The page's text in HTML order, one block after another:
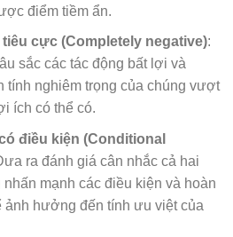
điểm tiềm ẩn.
tiêu cực (Completely negative):
sắc các tác động bất lợi và
tính nghiêm trọng của chúng vượt
ích có thể có.
điều kiện (Conditional
ra đánh giá cân nhắc cả hai
nhấn mạnh các điều kiện và hoàn
ảnh hưởng đến tính ưu việt của